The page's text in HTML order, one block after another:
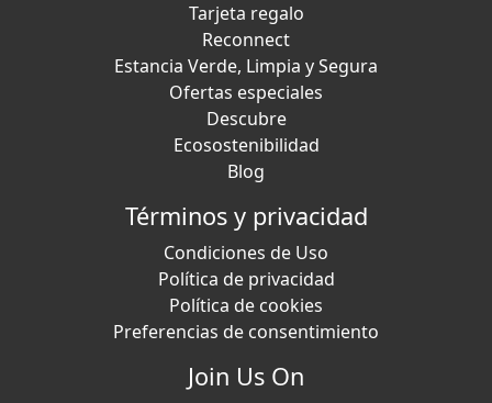
Tarjeta regalo
Reconnect
Estancia Verde, Limpia y Segura
Ofertas especiales
Descubre
Ecosostenibilidad
Blog
Términos y privacidad
Condiciones de Uso
Política de privacidad
Política de cookies
Preferencias de consentimiento
Join Us On